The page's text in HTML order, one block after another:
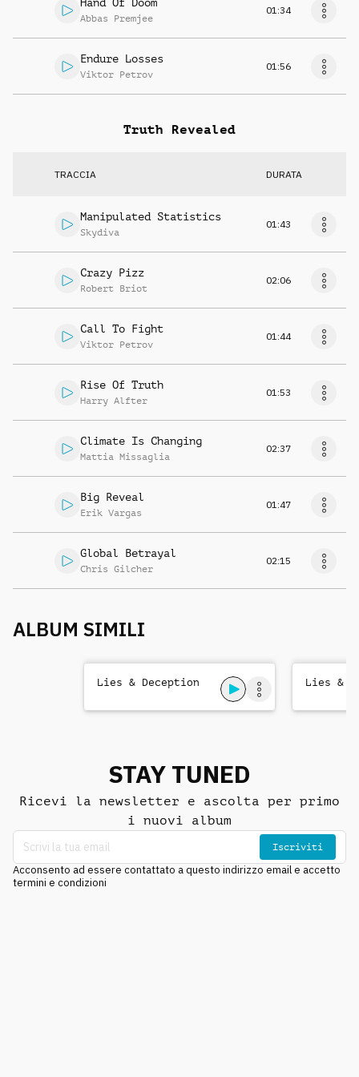
Abbas Premjee
01:34
Endure Losses
Viktor Petrov
01:56
Truth Revealed
TRACCIA DURATA
Manipulated Statistics
Skydiva
01:43
Crazy Pizz
Robert Briot
02:06
Call To Fight
Viktor Petrov
01:44
Rise Of Truth
Harry Alfter
01:53
Climate Is Changing
Mattia Missaglia
02:37
Big Reveal
Erik Vargas
01:47
Global Betrayal
Chris Gilcher
02:15
ALBUM SIMILI
Lies & Deception Lies &
STAY TUNED
Ricevi la newsletter e ascolta per primo
i nuovi album
Iscriviti
Acconsento ad essere contattato a questo indirizzo email e accetto
termini e condizioni